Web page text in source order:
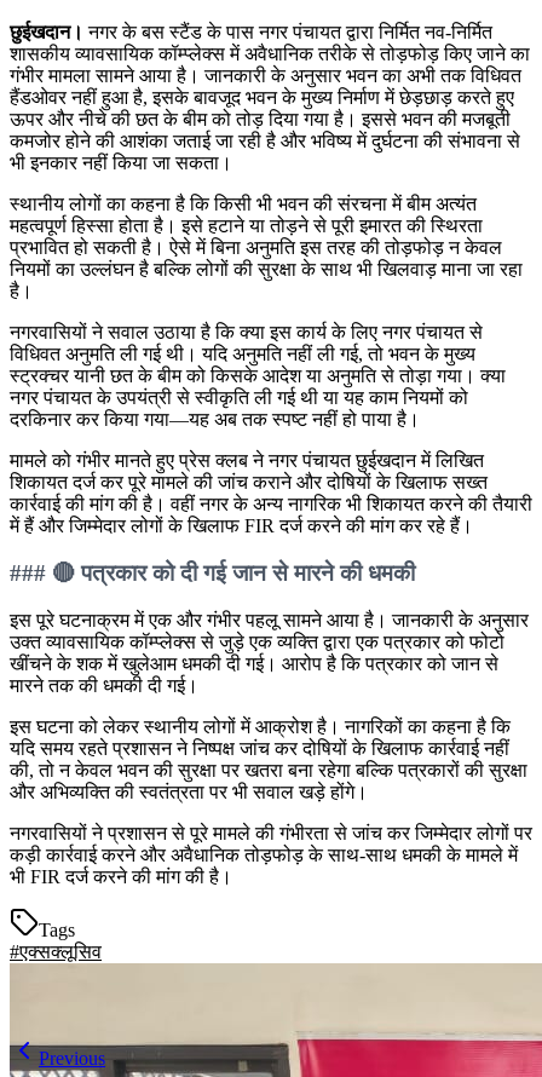
छुईखदान। नगर के बस स्टैंड के पास नगर पंचायत द्वारा निर्मित नव-निर्मित
शासकीय व्यावसायिक कॉम्प्लेक्स में अवैधानिक तरीके से तोड़फोड़ किए जाने का
गंभीर मामला सामने आया है। जानकारी के अनुसार भवन का अभी तक विधिवत
हैंडओवर नहीं हुआ है, इसके बावजूद भवन के मुख्य निर्माण में छेड़छाड़ करते हुए
ऊपर और नीचे की छत के बीम को तोड़ दिया गया है। इससे भवन की मजबूती
कमजोर होने की आशंका जताई जा रही है और भविष्य में दुर्घटना की संभावना से
भी इनकार नहीं किया जा सकता।
स्थानीय लोगों का कहना है कि किसी भी भवन की संरचना में बीम अत्यंत
महत्वपूर्ण हिस्सा होता है। इसे हटाने या तोड़ने से पूरी इमारत की स्थिरता
प्रभावित हो सकती है। ऐसे में बिना अनुमति इस तरह की तोड़फोड़ न केवल
नियमों का उल्लंघन है बल्कि लोगों की सुरक्षा के साथ भी खिलवाड़ माना जा रहा
है।
नगरवासियों ने सवाल उठाया है कि क्या इस कार्य के लिए नगर पंचायत से
विधिवत अनुमति ली गई थी। यदि अनुमति नहीं ली गई, तो भवन के मुख्य
स्ट्रक्चर यानी छत के बीम को किसके आदेश या अनुमति से तोड़ा गया। क्या
नगर पंचायत के उपयंत्री से स्वीकृति ली गई थी या यह काम नियमों को
दरकिनार कर किया गया—यह अब तक स्पष्ट नहीं हो पाया है।
मामले को गंभीर मानते हुए प्रेस क्लब ने नगर पंचायत छुईखदान में लिखित
शिकायत दर्ज कर पूरे मामले की जांच कराने और दोषियों के खिलाफ सख्त
कार्रवाई की मांग की है। वहीं नगर के अन्य नागरिक भी शिकायत करने की तैयारी
में हैं और जिम्मेदार लोगों के खिलाफ FIR दर्ज करने की मांग कर रहे हैं।
### 🔴पत्रकार को दी गई जान से मारने की धमकी
इस पूरे घटनाक्रम में एक और गंभीर पहलू सामने आया है। जानकारी के अनुसार
उक्त व्यावसायिक कॉम्प्लेक्स से जुड़े एक व्यक्ति द्वारा एक पत्रकार को फोटो
खींचने के शक में खुलेआम धमकी दी गई। आरोप है कि पत्रकार को जान से
मारने तक की धमकी दी गई।
इस घटना को लेकर स्थानीय लोगों में आक्रोश है। नागरिकों का कहना है कि
यदि समय रहते प्रशासन ने निष्पक्ष जांच कर दोषियों के खिलाफ कार्रवाई नहीं
की, तो न केवल भवन की सुरक्षा पर खतरा बना रहेगा बल्कि पत्रकारों की सुरक्षा
और अभिव्यक्ति की स्वतंत्रता पर भी सवाल खड़े होंगे।
नगरवासियों ने प्रशासन से पूरे मामले की गंभीरता से जांच कर जिम्मेदार लोगों पर
कड़ी कार्रवाई करने और अवैधानिक तोड़फोड़ के साथ-साथ धमकी के मामले में
भी FIR दर्ज करने की मांग की है।
Tags
#एक्सक्लूसिव
Previous